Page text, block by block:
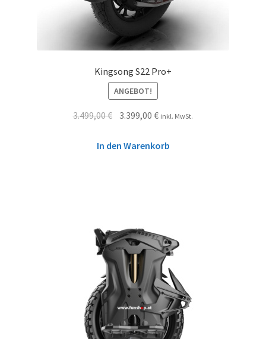
Kingsong S22 Pro+
ANGEBOT!
3.499,00€ 3.399,00€ inkl. MwSt.
In den Warenkorb